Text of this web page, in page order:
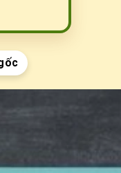
lop-4